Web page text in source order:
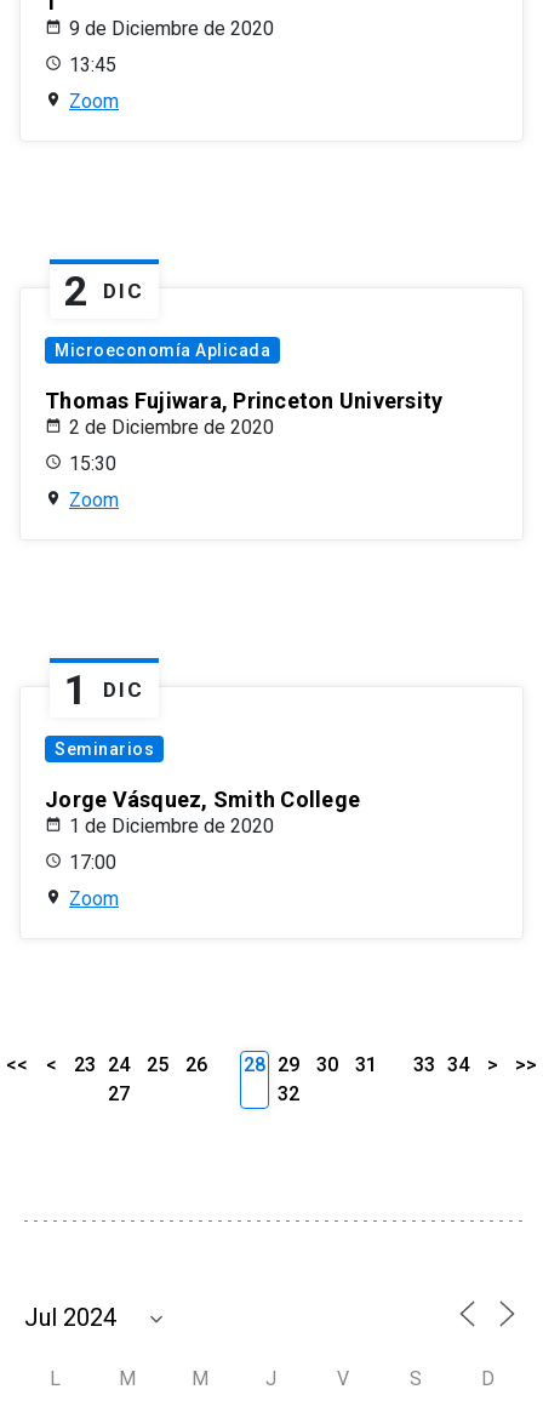
9 de Diciembre de 2020
13:45
Zoom
2 DIC
Microeconomía Aplicada
Thomas Fujiwara, Princeton University
2 de Diciembre de 2020
15:30
Zoom
1 DIC
Seminarios
Jorge Vásquez, Smith College
1 de Diciembre de 2020
17:00
Zoom
<< < 23 24 25
26
27
28 29 30
31
32
33 34 > >>
L M M J V S D